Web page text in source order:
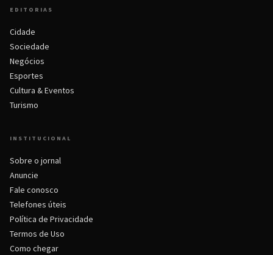
EDITORIAS
Cidade
Sociedade
Negócios
Esportes
Cultura & Eventos
Turismo
INSTITUCIONAL
Sobre o jornal
Anuncie
Fale conosco
Telefones úteis
Política de Privacidade
Termos de Uso
Como chegar